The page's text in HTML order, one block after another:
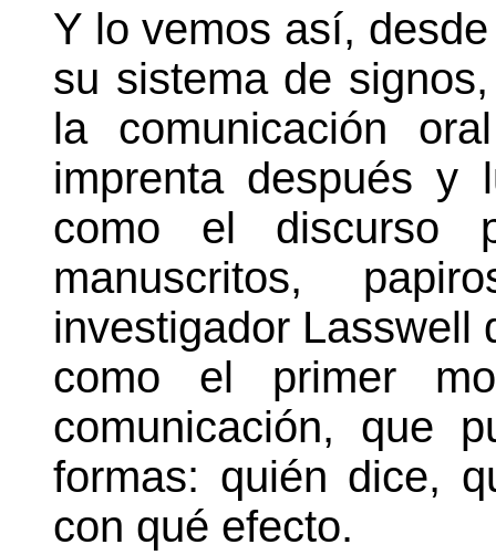
Y lo vemos así,
su sistema de
la comunicación
imprenta después y
como el discurso
manuscritos,
investigador Lasswell
como el primer
comunicación, que
formas: quién dice,
con qué efecto.